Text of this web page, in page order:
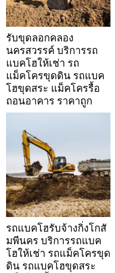
รับขุดลอกคลอง
นครสวรรค์ บริการรถ
แบคโฮให้เช่า รถ
แม็คโครขุดดิน รถแบค
โฮขุดสระ แม็คโครรื้อ
ถอนอาคาร ราคาถูก
รถแบคโฮรับจ้างกิ่งโกสั
มพีนคร บริการรถแบค
โฮให้เช่า รถแม็คโครขุด
ดิน รถแบคโฮขุดสระ